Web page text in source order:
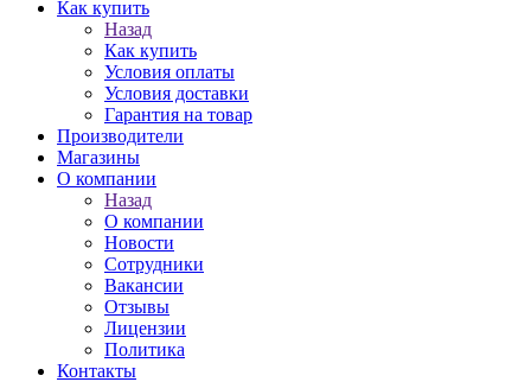
Как купить
Назад
Как купить
Условия оплаты
Условия доставки
Гарантия на товар
Производители
Магазины
О компании
Назад
О компании
Новости
Сотрудники
Вакансии
Отзывы
Лицензии
Политика
Контакты